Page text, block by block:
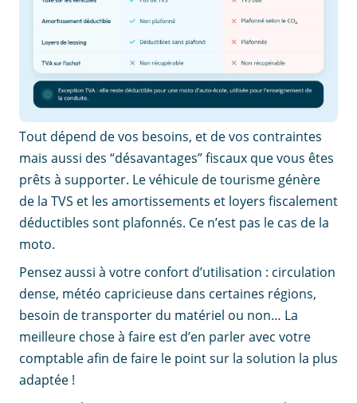
Tout dépend de vos besoins, et de vos contraintes
mais aussi des “désavantages” fiscaux que vous êtes
prêts à supporter. Le véhicule de tourisme génère
de la TVS et les amortissements et loyers fiscalement
déductibles sont plafonnés. Ce n’est pas le cas de la
moto.
Pensez aussi à votre confort d’utilisation : circulation
dense, météo capricieuse dans certaines régions,
besoin de transporter du matériel ou non… La
meilleure chose à faire est d’en parler avec votre
comptable afin de faire le point sur la solution la plus
adaptée !